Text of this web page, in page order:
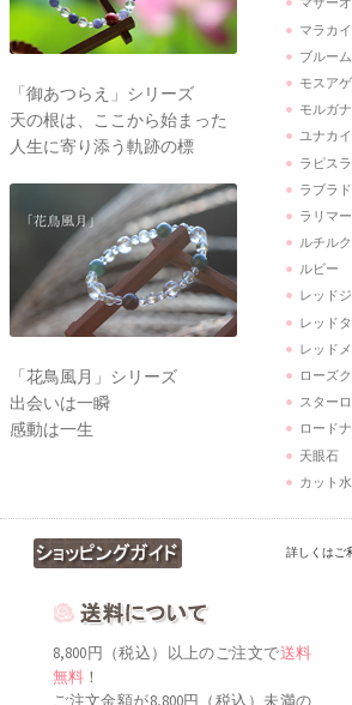
「御あつらえ」シリーズ
天の根は、ここから始まった
人生に寄り添う軌跡の標
「花鳥風月」シリーズ
出会いは一瞬
感動は一生
マラカイ
ブルー
モスア
モルガ
ユナカイ
ラピス
ラブラ
ラリマー
ルチル
ルビー
レッド
レッド
レッド
ローズ
スター
ロード
天眼石
カット
詳しくはご
8,800円（税込）以上のご注文で送料
無料 ！
ご注文金額が8,800円（税込）未満の